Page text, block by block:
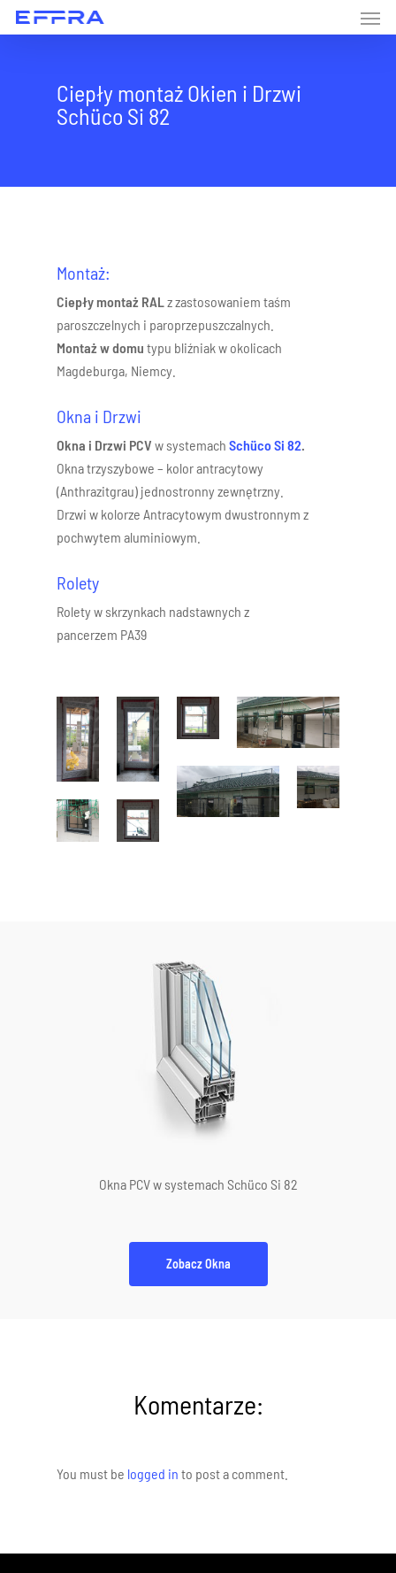
Ciepły montaż Okien i Drzwi
Schüco Si 82
Montaż:
Ciepły montaż RAL z zastosowaniem taśm
paroszczelnych i paroprzepuszczalnych.
Montaż w domu typu bliźniak w okolicach
Magdeburga, Niemcy.
Okna i Drzwi
Okna i Drzwi PCV w systemachSchüco Si 82
Okna trzyszybowe – kolor antracytowy
(Anthrazitgrau) jednostronny zewnętrzny.
Drzwi w kolorze Antracytowym dwustronnym z
pochwytem aluminiowym.
Rolety
Rolety w skrzynkach nadstawnych z
pancerzem PA39
Okna PCV w systemach Schüco Si 82
Zobacz Okna
Komentarze:
You must be logged in to post a comment.